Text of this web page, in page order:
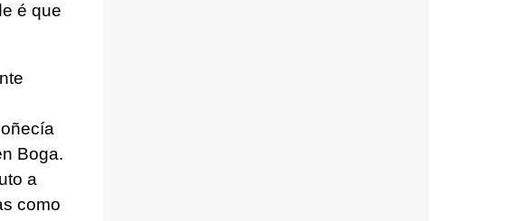
é que
Boga.
a
como